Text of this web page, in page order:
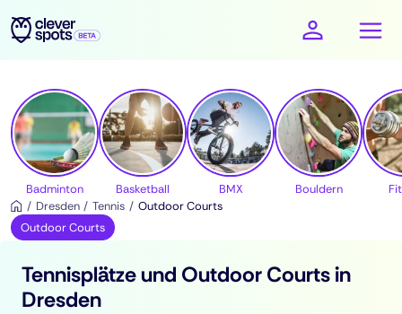
cleverspots - Sport
Badminton Basketball BMX Bouldern
Dresden
Tennis
Outdoor Courts
Outdoor Courts
Tennisplätze und Outdoor Courts in
Dresden